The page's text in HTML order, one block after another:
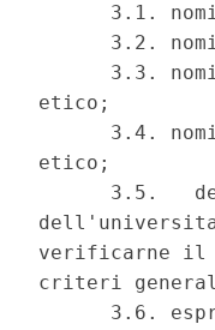
3.1.
3.2.
3.3.
etico;
3.4.
etico;
3.5.
verificarne il
criteri
3.6.